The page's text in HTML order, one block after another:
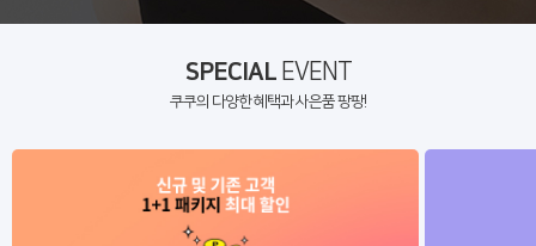
SPECIALEVENT
쿠쿠의 다양한 혜택과 사은품 팡팡!